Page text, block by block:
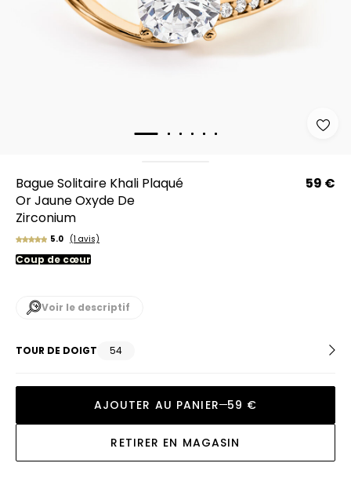
Bague Solitaire Khali Plaqué
Or Jaune Oxyde De
Zirconium
59 €
5.0 (1 avis)
Coup de cœur
Voir le descriptif
TOUR DE DOIGT 54
AJOUTER AU PANIER 59 €
RETIRER EN MAGASIN